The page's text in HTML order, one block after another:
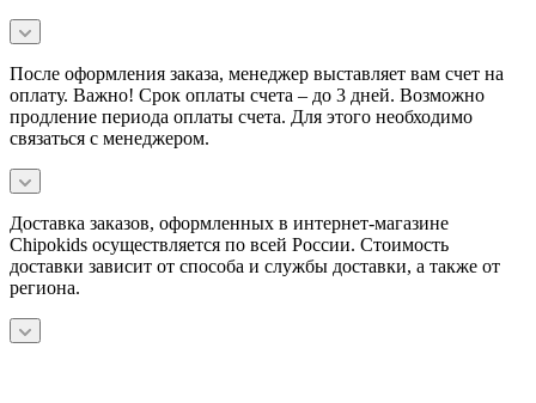
После оформления заказа, менеджер выставляет вам счет на
оплату. Важно! Срок оплаты счета – до 3 дней. Возможно
продление периода оплаты счета. Для этого необходимо
связаться с менеджером.
Доставка заказов, оформленных в интернет-магазине
Chipokids осуществляется по всей России. Стоимость
доставки зависит от способа и службы доставки, а также от
региона.